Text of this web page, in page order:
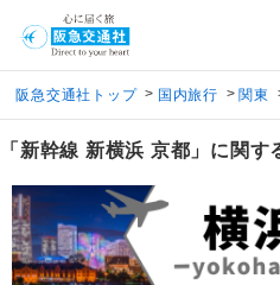
阪急交通社トップ > 国内旅行 > 関東
「新幹線 新横浜 京都」に関